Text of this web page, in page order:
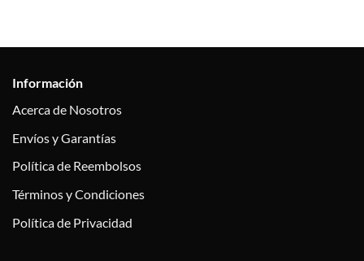
Información
Acerca de Nosotros
Envíos y Garantías
Política de Reembolsos
Términos y Condiciones
Política de Privacidad